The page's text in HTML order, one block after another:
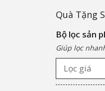
Quà Tặng
Bộ lọc sản
Giúp lọc
Lọc giá